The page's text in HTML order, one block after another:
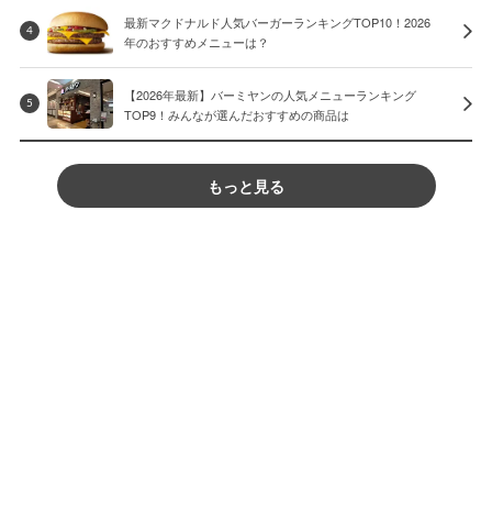
4
最新マクドナルド人気バーガーランキングTOP10！2026
年のおすすめメニューは？
5
【2026年最新】バーミヤンの人気メニューランキング
TOP9！みんなが選んだおすすめの商品は
もっと見る